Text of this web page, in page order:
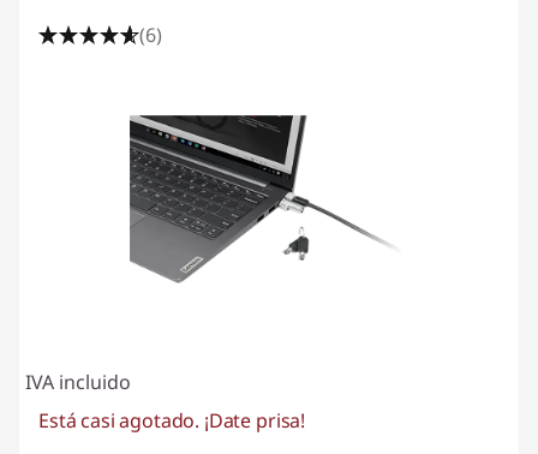
(6)
IVA incluido
Está casi agotado. ¡Date prisa!